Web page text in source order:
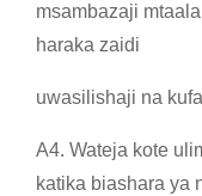
msambazaji
haraka zaidi
uwasilishaji na
A4. Wateja kote
katika biashara ya